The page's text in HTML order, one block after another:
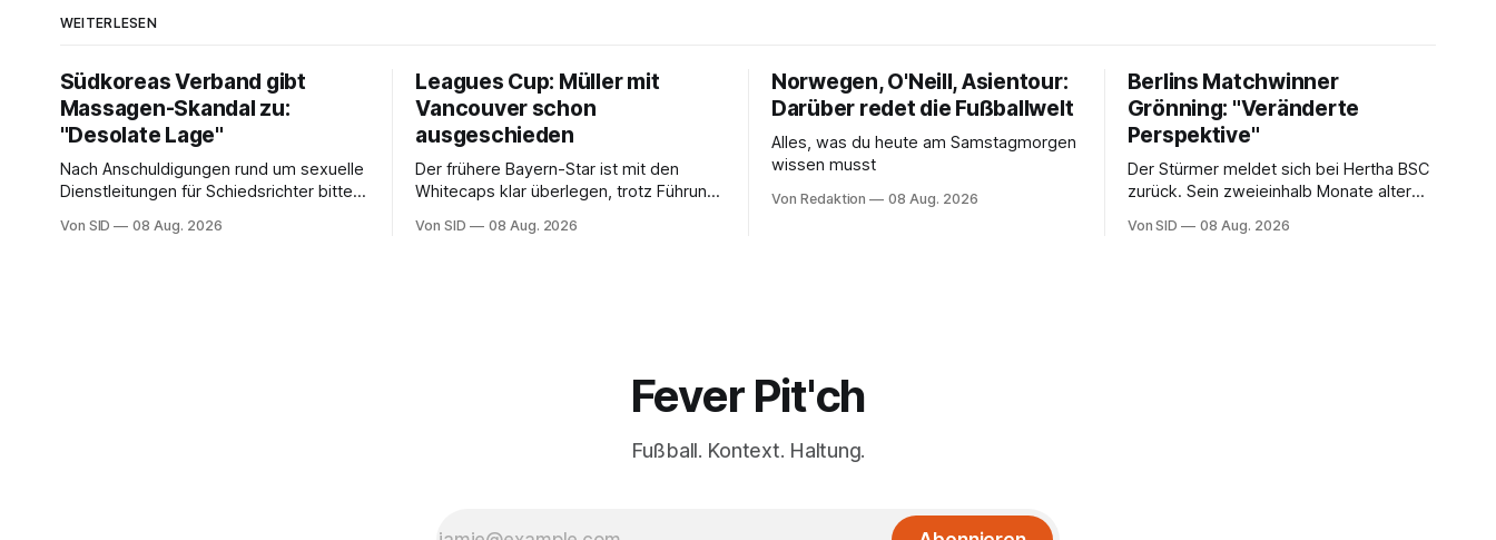
WEITERLESEN
Südkoreas Verband gibt
Massagen-Skandal zu:
"Desolate Lage"
Nach Anschuldigungen rund um sexuelle
Dienstleitungen für Schiedsrichter bittet
Entschuldigung.
Von SID 08 Aug. 2026
Leagues Cup: Müller mit
Vancouver schon
ausgeschieden
Der frühere Bayern-Star ist mit den
Whitecaps klar überlegen, trotz Führung
Aus abzuwenden.
Von SID 08 Aug. 2026
Norwegen, O'Neill, Asientour:
Darüber redet die Fußballwelt
Alles, was du heute am Samstagmorgen
wissen musst
Von Redaktion 08 Aug. 2026
Berlins Matchwinner
Grönning: "Veränderte
Perspektive"
Der Stürmer meldet sich bei Hertha BSC
zurück. Sein zweieinhalb Monate alter
Von SID 08 Aug. 2026
Fever Pit'ch
Fußball. Kontext. Haltung.